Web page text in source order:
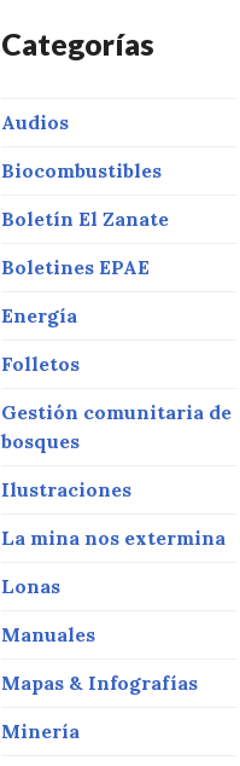
Categorías
Audios
Biocombustibles
Boletín El Zanate
Boletines EPAE
Energía
Folletos
Gestión comunitaria de
bosques
Ilustraciones
La mina nos extermina
Lonas
Manuales
Mapas & Infografías
Minería